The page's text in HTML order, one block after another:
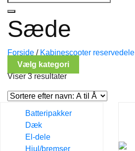
efter:
Sæde
Forside / Kabinescooter reservedele
Vælg kategori
Viser 3 resultater
Batteripakker
Dæk
El-dele
Hjul/bremser